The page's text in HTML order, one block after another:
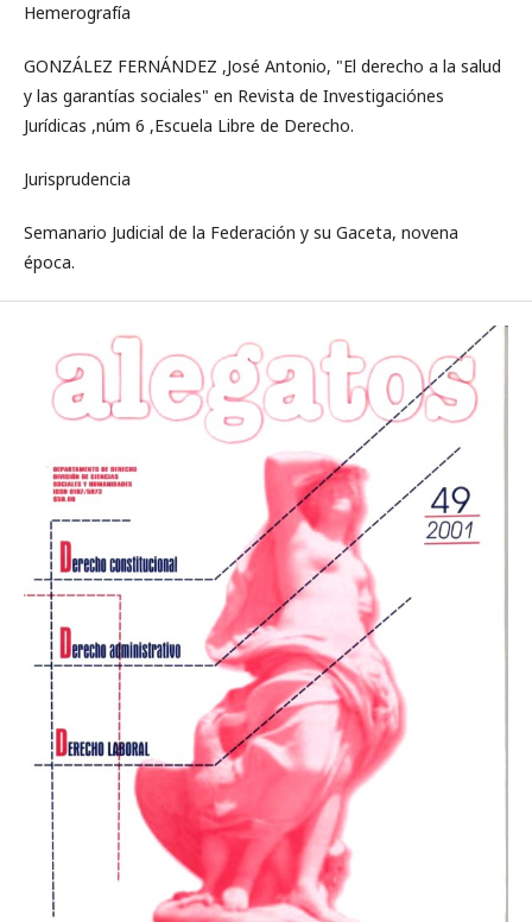
Hemerografía
GONZÁLEZ FERNÁNDEZ ,José Antonio, "El derecho a la salud
y las garantías sociales" en Revista de Investigaciónes
Jurídicas ,núm 6 ,Escuela Libre de Derecho.
Jurisprudencia
Semanario Judicial de la Federación y su Gaceta, novena
época.